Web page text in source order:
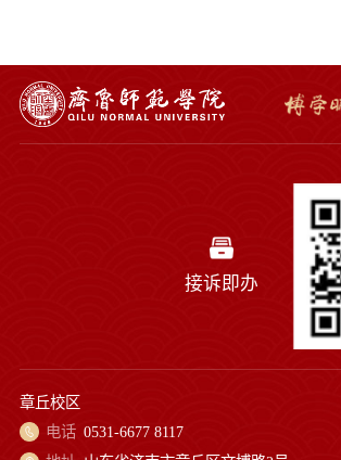
接诉即办
章丘校区
电话 0531-6677 8117